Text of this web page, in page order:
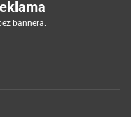
bannera.